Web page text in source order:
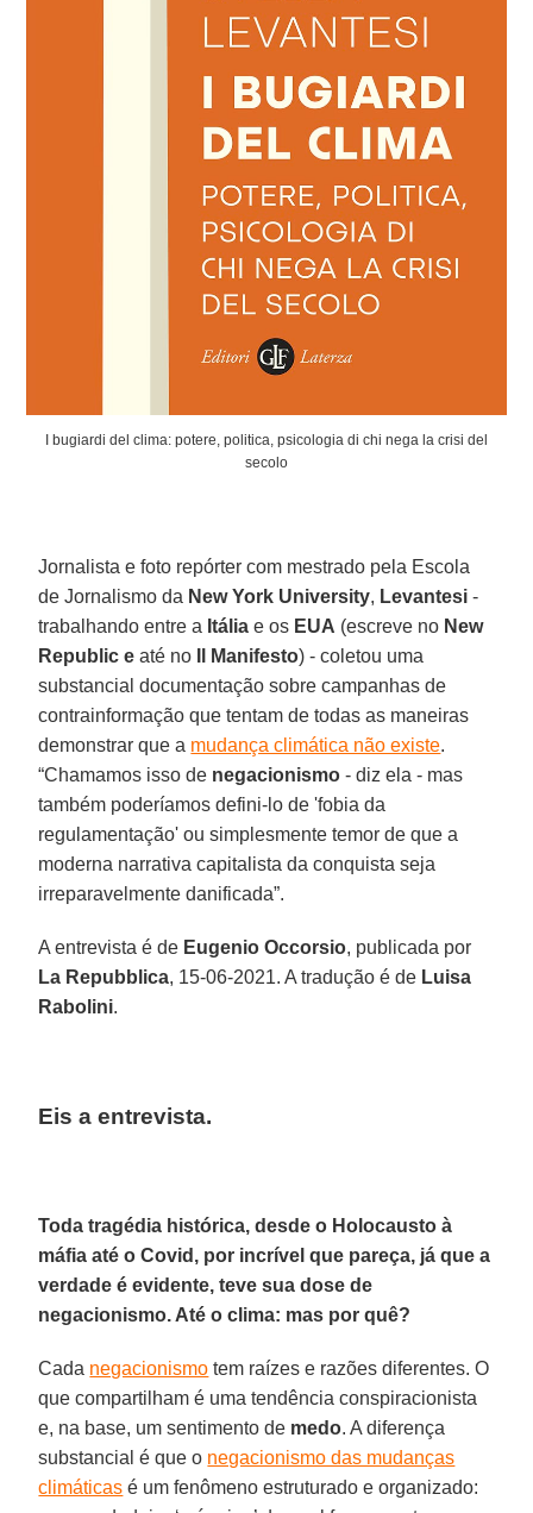
I bugiardi del clima: potere, politica, psicologia di chi nega la crisi del
secolo
Jornalista e foto repórter com mestrado pela Escola
de Jornalismo da New York University, Levantesi -
trabalhando entre a Itália e os EUA (escreve no New
Republic e até no Il Manifesto) - coletou uma
substancial documentação sobre campanhas de
contrainformação que tentam de todas as maneiras
demonstrar que a mudança climática não existe.
“Chamamos isso de negacionismo - diz ela - mas
também poderíamos defini-lo de 'fobia da
regulamentação' ou simplesmente temor de que a
moderna narrativa capitalista da conquista seja
irreparavelmente danificada”.
A entrevista é de Eugenio Occorsio, publicada por
La Repubblica, 15-06-2021. A tradução é de Luisa
Rabolini.
Eis a entrevista.
Toda tragédia histórica, desde o Holocausto à
máfia até o Covid, por incrível que pareça, já que a
verdade é evidente, teve sua dose de
negacionismo. Até o clima: mas por quê?
Cada negacionismo tem raízes e razões diferentes. O
que compartilham é uma tendência conspiracionista
e, na base, um sentimento de medo. A diferença
substancial é que o negacionismo das mudanças
climáticas é um fenômeno estruturado e organizado: